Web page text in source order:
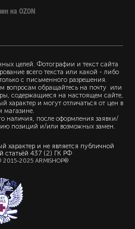
на OZON
целей. Фотографии и текст сайта
всего текста или какой - либо
с письменного разрешения.
вопросам обращайтесь на почту или
содержащиеся на настоящем сайте,
и могут отличаться от цен в
магазине.
наличия, после оформления заявки/
позиций и/или возможных замен.
и не является публичной
статьёй 437 (2) ГК РФ
2025 ARMISHOP®